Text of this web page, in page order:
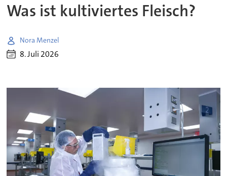
Was ist kultiviertes Fleisch?
Nora Menzel
8. Juli 2026